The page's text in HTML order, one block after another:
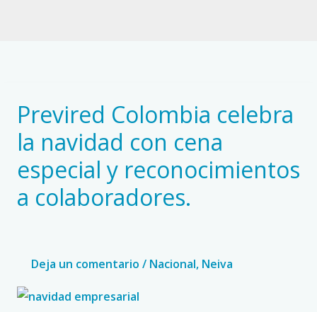
Previred Colombia celebra
la navidad con cena
especial y reconocimientos
a colaboradores.
Deja un comentario / Nacional, Neiva
Previred
Colombia
celebra
la
navidad
reconocimientos